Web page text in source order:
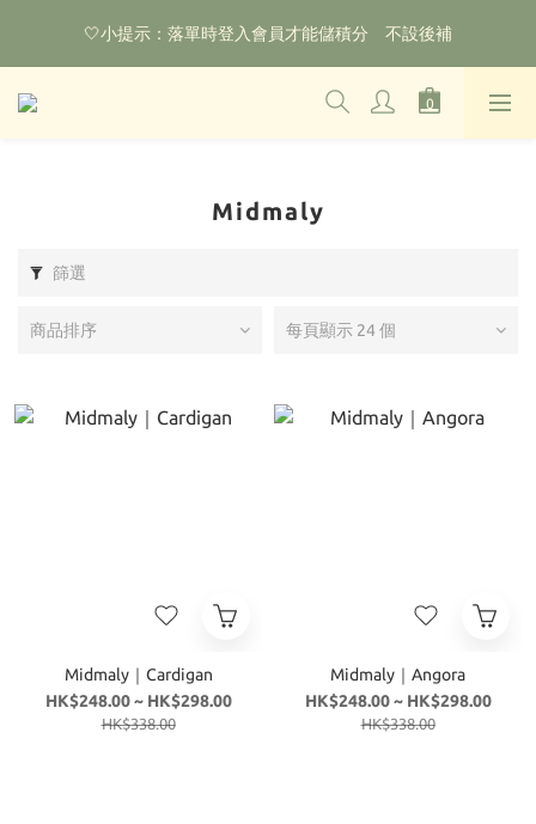
🌟購物滿HKD800即可享香港免運費（不包含手續費）*部分商品
除外
🤍小提示：落單時登入會員才能儲積分　不設後補
‼️2026.1.6 起使用網站新系統！點擊查看舊會員安排‼️
Midmaly
篩選
商品排序 每頁顯示 24 個
Midmaly｜Cardigan
HK$248.00 ~ HK$298.00
HK$338.00
Midmaly｜Angora
HK$248.00 ~ HK$298.00
HK$338.00